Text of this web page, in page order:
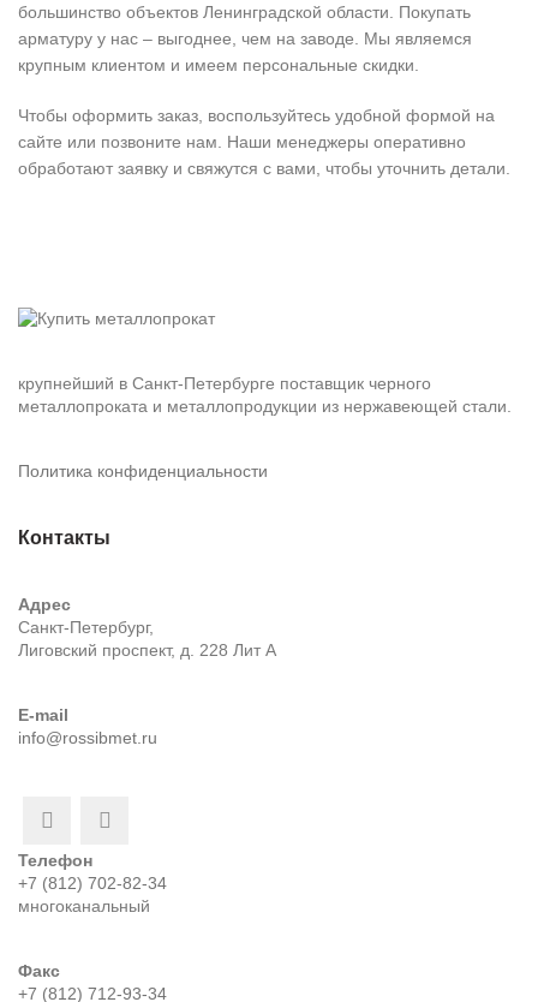
большинство объектов Ленинградской области. Покупать
арматуру у нас – выгоднее, чем на заводе. Мы являемся
крупным клиентом и имеем персональные скидки.
Чтобы оформить заказ, воспользуйтесь удобной формой на
сайте или позвоните нам. Наши менеджеры оперативно
обработают заявку и свяжутся с вами, чтобы уточнить детали.
крупнейший в Санкт-Петербурге поставщик черного
металлопроката и металлопродукции из нержавеющей стали.
Политика конфиденциальности
Контакты
Адрес
Санкт-Петербург,
Лиговский проспект, д. 228 Лит А
E-mail
info@rossibmet.ru
Телефон
+7 (812) 702-82-34
многоканальный
Факс
+7 (812) 712-93-34